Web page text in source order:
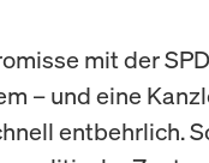
mit der
– und eine
entbehrlich.